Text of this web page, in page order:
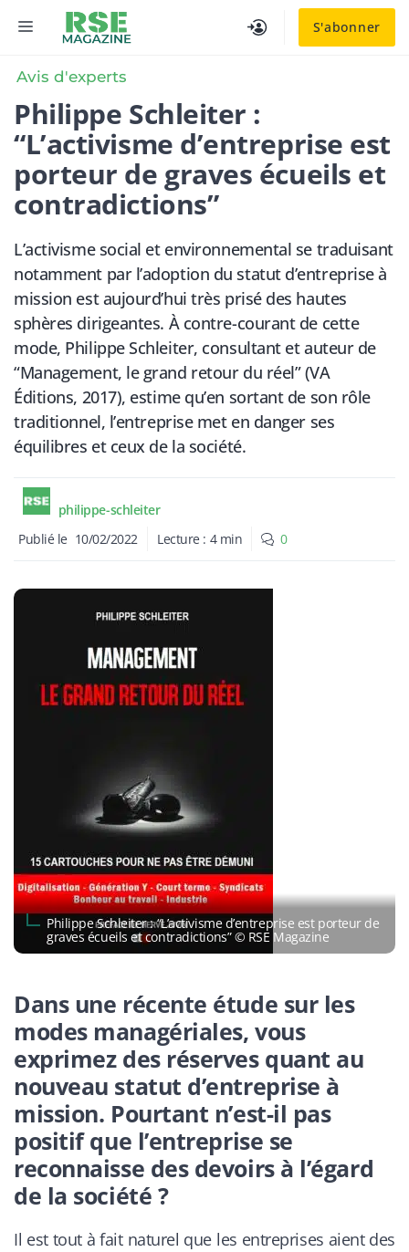
S'abonner
MENU
Avis d'experts
Philippe Schleiter :
“L’activisme d’entreprise est
porteur de graves écueils et
contradictions”
L’activisme social et environnemental se traduisant
notamment par l’adoption du statut d’entreprise à
mission est aujourd’hui très prisé des hautes
sphères dirigeantes. À contre-courant de cette
mode, Philippe Schleiter, consultant et auteur de
“Management, le grand retour du réel” (VA
Éditions, 2017), estime qu’en sortant de son rôle
traditionnel, l’entreprise met en danger ses
équilibres et ceux de la société.
philippe-schleiter
Publié le 10/02/2022 Lecture : 4 min 0
Philippe Schleiter : “L’activisme d’entreprise est porteur de
graves écueils et contradictions” © RSE Magazine
Dans une récente étude sur les
modes managériales, vous
exprimez des réserves quant au
nouveau statut d’entreprise à
mission. Pourtant n’est-il pas
positif que l’entreprise se
reconnaisse des devoirs à l’égard
de la société ?
Il est tout à fait naturel que les entreprises aient des